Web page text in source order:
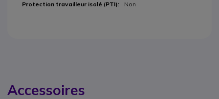
Non
Accessoires